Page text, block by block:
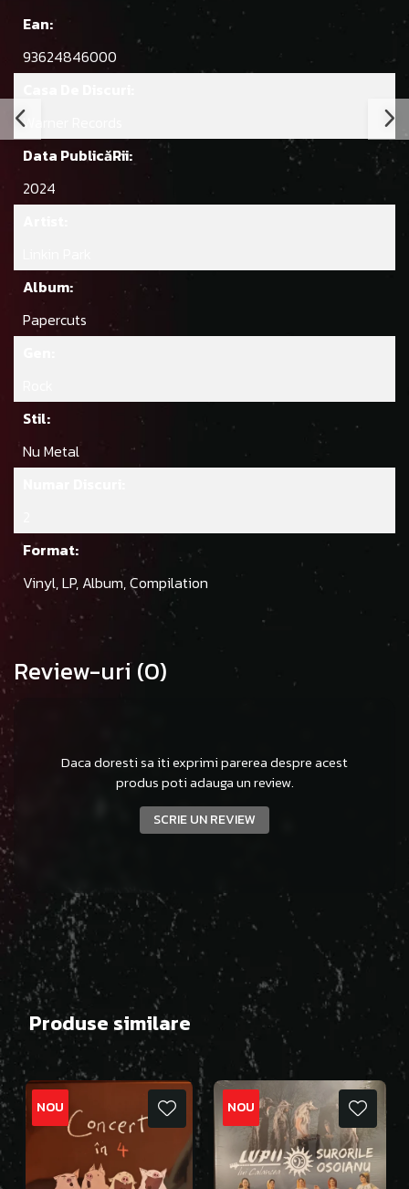
Ean:
93624846000
Warner Records
Data PublicăRii:
2024
Album:
Papercuts
Stil:
Nu Metal
Format:
Vinyl, LP, Album, Compilation
Review-uri(0)
Daca doresti sa iti exprimi parerea despre acest
produs poti adauga un review.
SCRIE UN REVIEW
Produse similare
NOU NOU